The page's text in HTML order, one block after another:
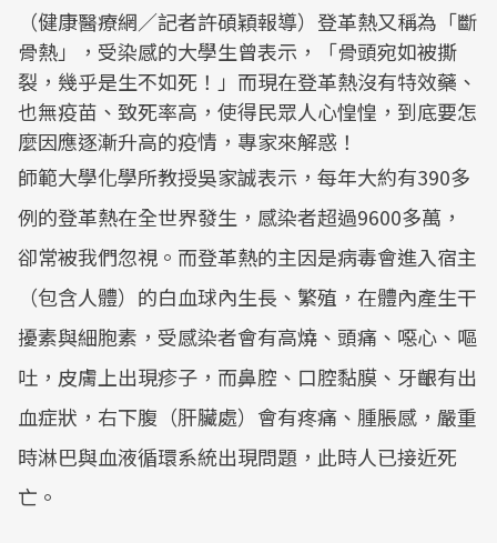
（健康醫療網／記者許碩穎報導）登革熱又稱為「斷
骨熱」，受染感的大學生曾表示，「骨頭宛如被撕
裂，幾乎是生不如死！」而現在登革熱沒有特效藥、
也無疫苗、致死率高，使得民眾人心惶惶，到底要怎
麼因應逐漸升高的疫情，專家來解惑！
師範大學化學所教授吳家誠表示，每年大約有390多
例的登革熱在全世界發生，感染者超過9600多萬，
卻常被我們忽視。而登革熱的主因是病毒會進入宿主
（包含人體）的白血球內生長、繁殖，在體內產生干
擾素與細胞素，受感染者會有高燒、頭痛、噁心、嘔
吐，皮膚上出現疹子，而鼻腔、口腔黏膜、牙齦有出
血症狀，右下腹（肝臟處）會有疼痛、腫脹感，嚴重
時淋巴與血液循環系統出現問題，此時人已接近死
亡。